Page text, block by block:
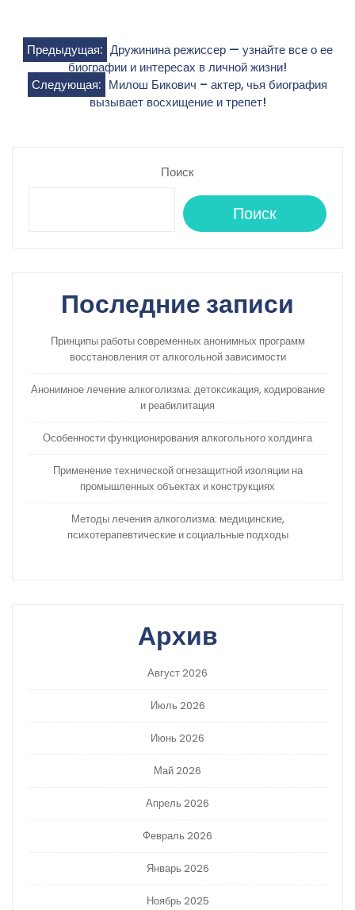
Навигация
по
записям
Предыдущая: Дружинина режиссер — узнайте все о ее
биографии и интересах в личной жизни!
Следующая: Милош Бикович – актер, чья биография
вызывает восхищение и трепет!
Поиск
Поиск
Последние записи
Принципы работы современных анонимных программ
восстановления от алкогольной зависимости
Анонимное лечение алкоголизма: детоксикация, кодирование
и реабилитация
Особенности функционирования алкогольного холдинга
Применение технической огнезащитной изоляции на
промышленных объектах и конструкциях
Методы лечения алкоголизма: медицинские,
психотерапевтические и социальные подходы
Архив
Август 2026
Июль 2026
Июнь 2026
Май 2026
Апрель 2026
Февраль 2026
Январь 2026
Ноябрь 2025